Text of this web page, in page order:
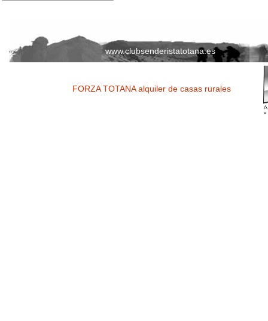
www.clubsenderistatotana.es
FORZA TOTANA alquiler de casas rurales